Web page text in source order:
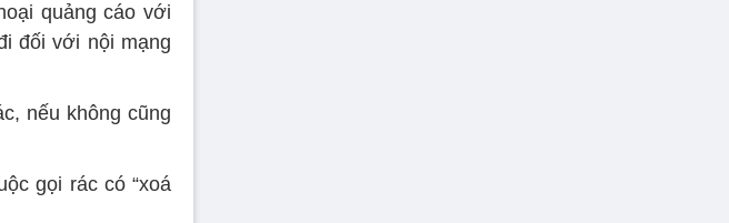
quảng cáo với
đối với nội mạng
nếu không cũng
gọi rác có “xoá